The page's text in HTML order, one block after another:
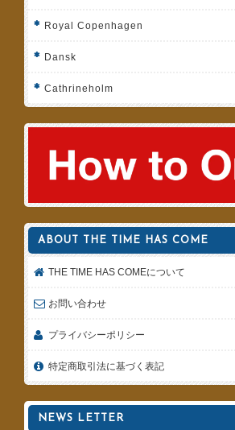
Royal Copenhagen
Dansk
Cathrineholm
ABOUT THE TIME HAS COME
THE TIME HAS COMEについて
お問い合わせ
プライバシーポリシー
特定商取引法に基づく表記
NEWS LETTER